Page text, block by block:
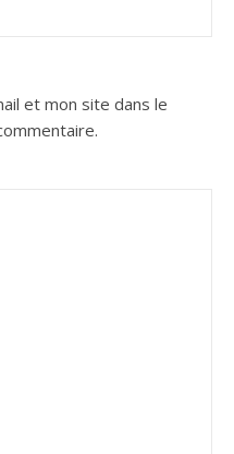
et mon site dans le